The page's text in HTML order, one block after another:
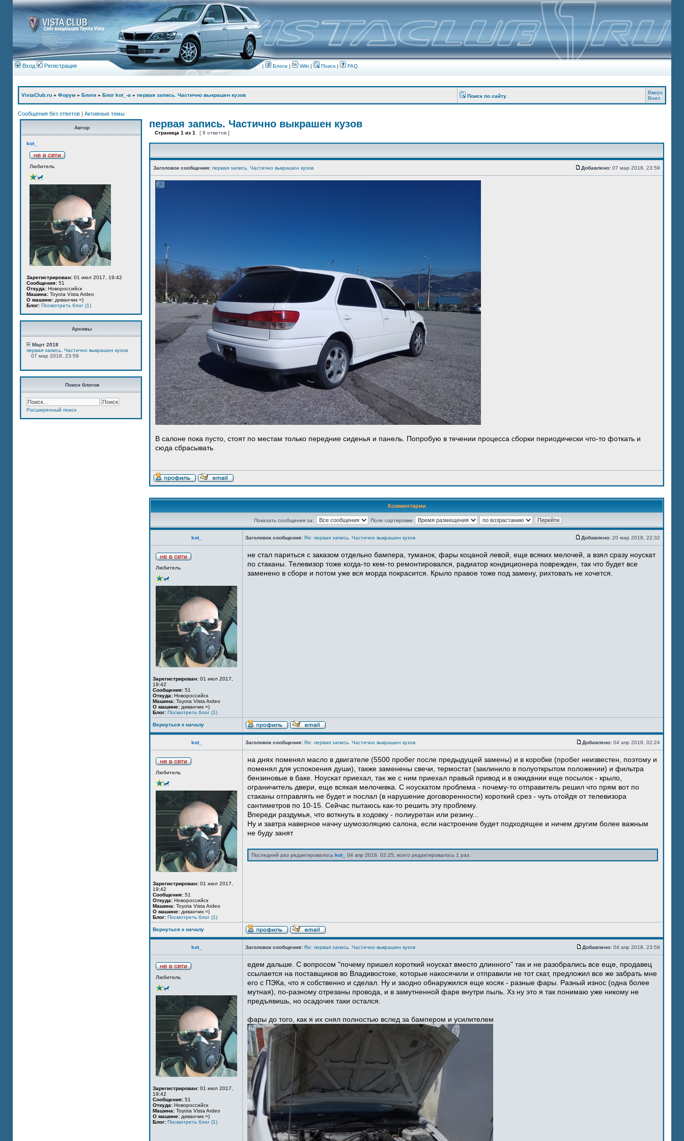
Вход Регистрация | Блоги | Wiki | Поиск| FAQ
VistaClub.ru » Форум » Блоги » Блог kot_-а » первая запись. Частично выкрашен кузов Поиск по сайту
Вверх
Вниз
Сообщения без ответов | Активные темы
Автор
kot_
Любитель
Зарегистрирован: 01 июл 2017, 19:42
Сообщения: 51
Откуда: Новороссийск
Машина: Toyota Vista Ardeo
О машине: диванчик =)
Блог: Посмотреть блог (1)
Архивы
Март 2018
первая запись. Частично выкрашен кузов
07 мар 2018, 23:59
Поиск блогов
Расширенный поиск
первая запись. Частично выкрашен кузов
Страница 1 из 1 [ 8 ответов ]
Заголовок сообщения: первая запись. Частично выкрашен кузов Добавлено: 07 мар 2018, 23:59
В салоне пока пусто, стоят по местам только передние сиденья и панель. Попробую в течении процесса сборки периодически что-то фоткать и
сюда сбрасывать
Комментарии
Показать сообщения за: Поле сортировки
kot_ Заголовок сообщения: Re: первая запись. Частично выкрашен кузов Добавлено: 20 мар 2018, 22:32
Любитель
Зарегистрирован: 01 июл 2017,
19:42
Сообщения: 51
Откуда: Новороссийск
Машина: Toyota Vista Ardeo
О машине: диванчик =)
Блог: Посмотреть блог (1)
не стал париться с заказом отдельно бампера, туманок, фары коцаной левой, еще всяких мелочей, а взял сразу ноускат
по стаканы. Телевизор тоже когда-то кем-то ремонтировался, радиатор кондиционера поврежден, так что будет все
заменено в сборе и потом уже вся морда покрасится. Крыло правое тоже под замену, рихтовать не хочется.
Вернуться к началу
kot_ Заголовок сообщения: Re: первая запись. Частично выкрашен кузов Добавлено: 04 апр 2018, 02:24
Любитель
Зарегистрирован: 01 июл 2017,
19:42
Сообщения: 51
Откуда: Новороссийск
Машина: Toyota Vista Ardeo
О машине: диванчик =)
Блог: Посмотреть блог (1)
на днях поменял масло в двигателе (5500 пробег после предыдущей замены) и в коробке (пробег неизвестен, поэтому и
поменял для успокоения души), также заменены свечи, термостат (заклинило в полуоткрытом положении) и фильтра
бензиновые в баке. Ноускат приехал, так же с ним приехал правый привод и в ожидании еще посылок - крыло,
ограничитель двери, еще всякая мелочевка. С ноускатом проблема - почему-то отправитель решил что прям вот по
стаканы отправлять не будет и послал (в нарушение договоренности) короткий срез - чуть отойдя от телевизора
сантиметров по 10-15. Сейчас пытаюсь как-то решить эту проблему.
Впереди раздумья, что воткнуть в ходовку - полиуретан или резину...
Ну и завтра наверное начну шумозоляцию салона, если настроение будет подходящее и ничем другим более важным
не буду занят
Последний раз редактировалось kot_ 04 апр 2018, 02:25, всего редактировалось 1 раз.
Вернуться к началу
kot_ Заголовок сообщения: Re: первая запись. Частично выкрашен кузов Добавлено: 04 апр 2018, 23:59
Любитель
Зарегистрирован: 01 июл 2017,
19:42
Сообщения: 51
Откуда: Новороссийск
Машина: Toyota Vista Ardeo
О машине: диванчик =)
Блог: Посмотреть блог (1)
едем дальше. С вопросом "почему пришел короткий ноускат вместо длинного" так и не разобрались все еще, продавец
ссылается на поставщиков во Владивостоке, которые накосячили и отправили не тот скат, предложил все же забрать мне
его с ПЭКа, что я собственно и сделал. Ну и заодно обнаружился еще косяк - разные фары. Разный износ (одна более
мутная), по-разному отрезаны провода, и в замутненной фаре внутри пыль. Хз ну это я так понимаю уже никому не
предъявишь, но осадочек таки остался.
фары до того, как я их снял полностью вслед за бампером и усилителем